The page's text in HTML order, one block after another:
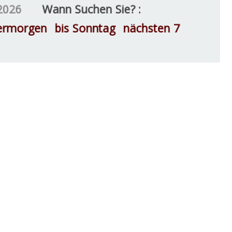
Wann Suchen Sie? :
bis Sonntag nächsten 7